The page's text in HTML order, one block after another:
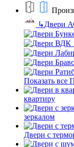
↳Двери
Показать все
квартиру
зеркалом
Двери с